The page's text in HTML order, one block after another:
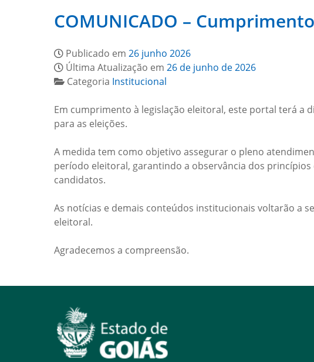
COMUNICADO –
Publicado em 26 junho 2026
Última Atualização em 26 de junho de 2026
Categoria Institucional
Em cumprimento à legislação eleitoral, este portal terá
para as eleições.
A medida tem como objetivo assegurar o pleno
período eleitoral, garantindo a observância dos
candidatos.
As notícias e demais conteúdos institucionais voltarão a
eleitoral.
Agradecemos a compreensão.